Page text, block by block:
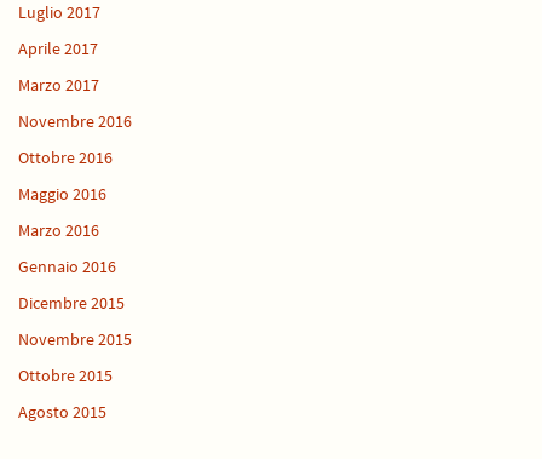
Luglio 2017
Aprile 2017
Marzo 2017
Novembre 2016
Ottobre 2016
Maggio 2016
Marzo 2016
Gennaio 2016
Dicembre 2015
Novembre 2015
Ottobre 2015
Agosto 2015